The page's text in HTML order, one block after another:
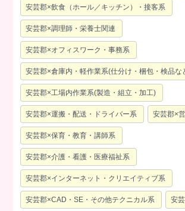
安芸郡×飲食（ホール／キッチン）・接客系
安芸郡×調理師・栄養士関連
安芸郡×オフィスワーク・事務系
安芸郡×倉庫内・軽作業系(仕分け・梱包・検品な
安芸郡×工場内作業系(製造・組立・加工)
安芸郡×運搬・配送・ドライバー系 安芸郡×
安芸郡×保育・教育・講師系
安芸郡×介護・看護・医療福祉系
安芸郡×インターネット・クリエイティブ系
安芸郡×CAD・SE・その他テクニカル系 安